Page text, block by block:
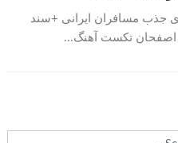
جذب مسافران ایرانی +سند
اصفحان تکست آهنگ...